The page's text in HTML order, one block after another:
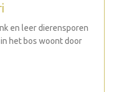
en leer dierensporen
het bos woont door